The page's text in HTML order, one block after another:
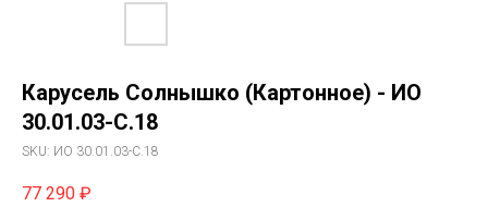
Карусель Солнышко (Картонное) - ИО
30.01.03-С.18
SKU: ИО 30.01.03-С.18
77 290 ₽